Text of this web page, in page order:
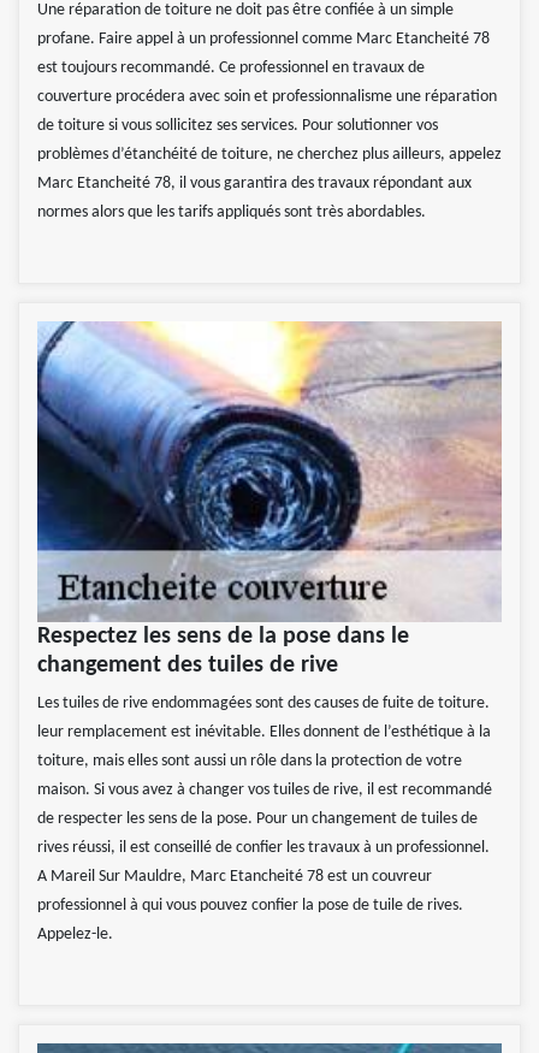
Une réparation de toiture ne doit pas être confiée à un simple
profane. Faire appel à un professionnel comme Marc Etancheité 78
est toujours recommandé. Ce professionnel en travaux de
couverture procédera avec soin et professionnalisme une réparation
de toiture si vous sollicitez ses services. Pour solutionner vos
problèmes d’étanchéité de toiture, ne cherchez plus ailleurs, appelez
Marc Etancheité 78, il vous garantira des travaux répondant aux
normes alors que les tarifs appliqués sont très abordables.
Respectez les sens de la pose dans le
changement des tuiles de rive
Les tuiles de rive endommagées sont des causes de fuite de toiture.
leur remplacement est inévitable. Elles donnent de l’esthétique à la
toiture, mais elles sont aussi un rôle dans la protection de votre
maison. Si vous avez à changer vos tuiles de rive, il est recommandé
de respecter les sens de la pose. Pour un changement de tuiles de
rives réussi, il est conseillé de confier les travaux à un professionnel.
A Mareil Sur Mauldre, Marc Etancheité 78 est un couvreur
professionnel à qui vous pouvez confier la pose de tuile de rives.
Appelez-le.